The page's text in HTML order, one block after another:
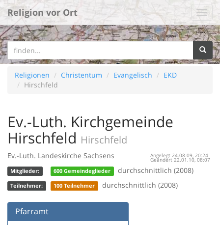
Religion vor Ort
Religionen Christentum Evangelisch
EKD
Hirschfeld
Ev.-Luth. Kirchgemeinde
Hirschfeld Hirschfeld
Angelegt 24.08.09, 20:24
Geändert 22.01.10, 08:07
Ev.-Luth. Landeskirche Sachsens
Mitglieder: 600 Gemeindeglieder durchschnittlich (2008)
Teilnehmer: 100 Teilnehmer durchschnittlich (2008)
Pfarramt